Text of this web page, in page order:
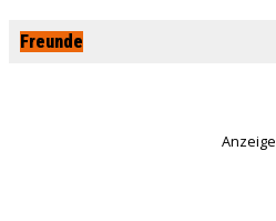
Freunde
Anzeige